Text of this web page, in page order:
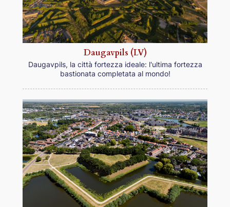
Daugavpils (LV)
Daugavpils, la città fortezza ideale: l'ultima fortezza
bastionata completata al mondo!